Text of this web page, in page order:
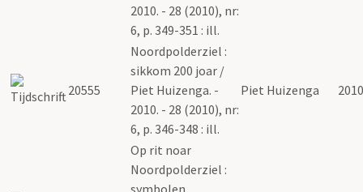
2010. - 28 (2010), nr:
6, p. 349-351 : ill.
20555
Noordpolderziel :
sikkom 200 joar /
Piet Huizenga. -
2010. - 28 (2010), nr:
6, p. 346-348 : ill.
Piet Huizenga 2010
Op rit noar
Noordpolderziel :
symbolen,